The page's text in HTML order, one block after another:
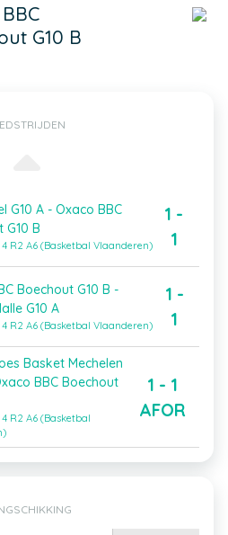
G10 B
G10 A - Oxaco BBC
G10 B
4 R2 A6 (Basketbal Vlaanderen)
1 -
1
Boechout G10 B -
G10 A
4 R2 A6 (Basketbal Vlaanderen)
1 -
1
Basket Mechelen
BBC Boechout
4 R2 A6 (Basketbal
1 - 1
AFOR